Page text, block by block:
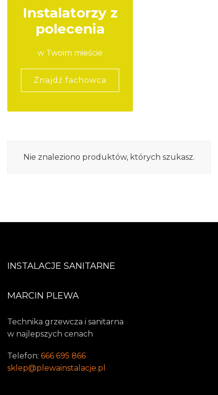
Instalatorzy z
polecenia
w Twoim mieście
Znajdź fachowca
Nie znaleziono produktów, których szukasz.
INSTALACJE SANITARNE
MARCIN PLEWA
Technika grzewcza i sanitarna
w najlepszych cenach
Telefon: 666 695 866
sklep@plewainstalacje.pl